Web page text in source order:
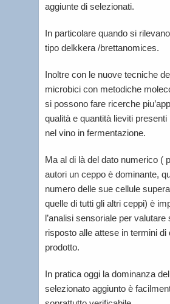
aggiunte di selezionati.
In particolare quando si
tipo delkkera /brettanomices.
Inoltre con le nuove tecniche
microbici con metodiche
si possono fare ricerche
qualità e quantità lieviti
nel vino in fermentazione.
Ma al di là del dato numerico (
autori un ceppo è dominante,
numero delle sue cellule
quelle di tutti gli altri ceppi) è
l’analisi sensoriale per valutare
risposto alle attese in termini di
prodotto.
In pratica oggi la dominanza
selezionato aggiunto è